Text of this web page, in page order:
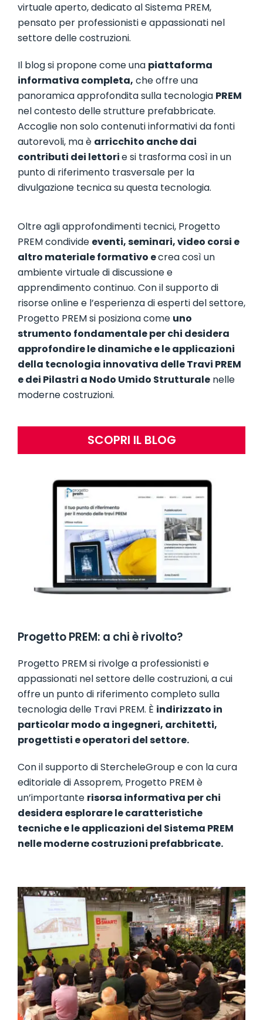
virtuale aperto, dedicato al Sistema PREM,
pensato per professionisti e appassionati nel
settore delle costruzioni.
Il blog si propone come una piattaforma
informativa completa, che offre una
panoramica approfondita sulla tecnologia PREM
nel contesto delle strutture prefabbricate.
Accoglie non solo contenuti informativi da fonti
autorevoli, ma è arricchito anche dai
contributi dei lettorie si trasforma così in un
punto di riferimento trasversale per la
divulgazione tecnica su questa tecnologia.
Oltre agli approfondimenti tecnici, Progetto
PREM condivide eventi, seminari, video corsi e
altro materiale formativo ecrea così un
ambiente virtuale di discussione e
apprendimento continuo. Con il supporto di
risorse online e l’esperienza di esperti del settore,
Progetto PREM si posiziona come uno
strumento fondamentale per chi desidera
approfondire le dinamiche e le applicazioni
della tecnologia innovativa delle Travi PREM
e dei Pilastri a Nodo Umido Strutturalenelle
moderne costruzioni.
SCOPRI IL BLOG
Progetto PREM: a chi è rivolto?
Progetto PREM si rivolge a professionisti e
appassionati nel settore delle costruzioni, a cui
offre un punto di riferimento completo sulla
tecnologia delle Travi PREM. È indirizzato in
particolar modo a ingegneri, architetti,
progettisti e operatori del settore.
Con il supporto di StercheleGroup e con la cura
editoriale di Assoprem, Progetto PREM è
un’importante risorsa informativa per chi
desidera esplorare le caratteristiche
tecniche e le applicazioni del Sistema PREM
nelle moderne costruzioni prefabbricate.